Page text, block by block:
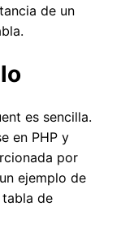
de un
es sencilla.
en PHP y
por
ejemplo de
de